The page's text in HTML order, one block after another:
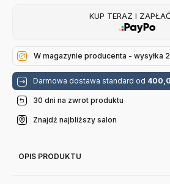
KUP TERAZ I
W magazynie producenta - wysyłka
Darmowa dostawa standard od
30 dni na zwrot produktu
Znajdź najbliższy salon
OPIS PRODUKTU